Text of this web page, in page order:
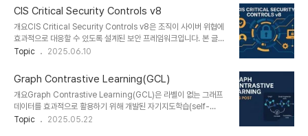
성 자동화로 이어질 수 있습니다.1. 개념 및 정의AI 에이전트 하이재킹
공격은 AI가 수행하는 작업 흐름을 공격자가 탈취하거나 변조하여 악
의적인 목적을 수행하도록 조작하는 공격 방식입니다.주 대상: 챗봇,
RPA, 자율 에이전트, 멀티에이전트 시스템공격 목표: 정보 유출, 정책
위반, 악성 실행 유도차이점: 기존 시스템 하이재킹보다 자율성 기반
공..
CIS Critical Security Controls v8
개요CIS Critical Security Controls v8은 조직이 사이버 위협에
효과적으로 대응할 수 있도록 설계된 보안 프레임워크입니다. 본 글에
서는 최신 버전인 v8의 주요 내용과 실무 적용 방안을 중심으로, 정보
념 및 정의 항목 내용 정의CIS Critical Security Controls는 보안
전문가들이 공동으로 선정한 보안 조치들의 모음으로, 위협 대응 우선
순위를 기반으로 구성됨목적공격 표면 감소, 침해 방지, 보안 거버넌스
향상최신 버전v8 (2021년 5월 발표) - 최신 기술 트렌드와 클라우
드/모바일 환경 반영조직의 보안 체계를 표준화하고, 가장 위험한 공
Topic 2025.06.10
Graph Contrastive Learning(GCL)
개요Graph Contrastive Learning(GCL)은 라벨이 없는 그래프
데이터를 효과적으로 활용하기 위해 개발된 자기지도학습(self-
supervised learning) 프레임워크입니다. 기존의 그래프 신경망
Topic 2025.05.22